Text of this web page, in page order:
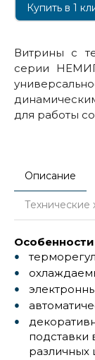
Купить в 1
Витрины с
серии
для работы
Описание
Технические
подставки
различных